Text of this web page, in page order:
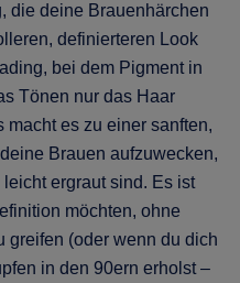
die deine Brauenhärchen
definierteren Look
bei dem Pigment in
Tönen nur das Haar
macht es zu einer sanften,
Brauen aufzuwecken,
ergraut sind. Es ist
möchten, ohne
greifen (oder wenn du dich
in den 90ern erholst –